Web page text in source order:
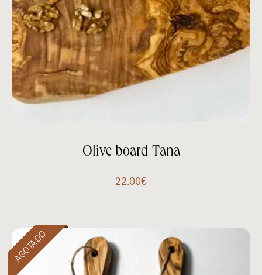
Olive board Tana
22.00€